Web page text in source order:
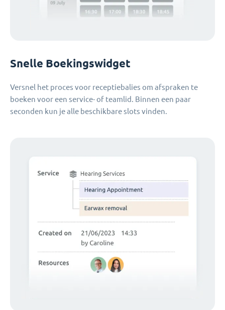
Snelle Boekingswidget
Versnel het proces voor receptiebalies om afspraken te
boeken voor een service- of teamlid. Binnen een paar
seconden kun je alle beschikbare slots vinden.